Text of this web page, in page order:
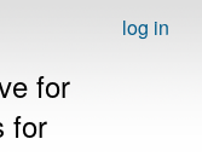
log in
for
for